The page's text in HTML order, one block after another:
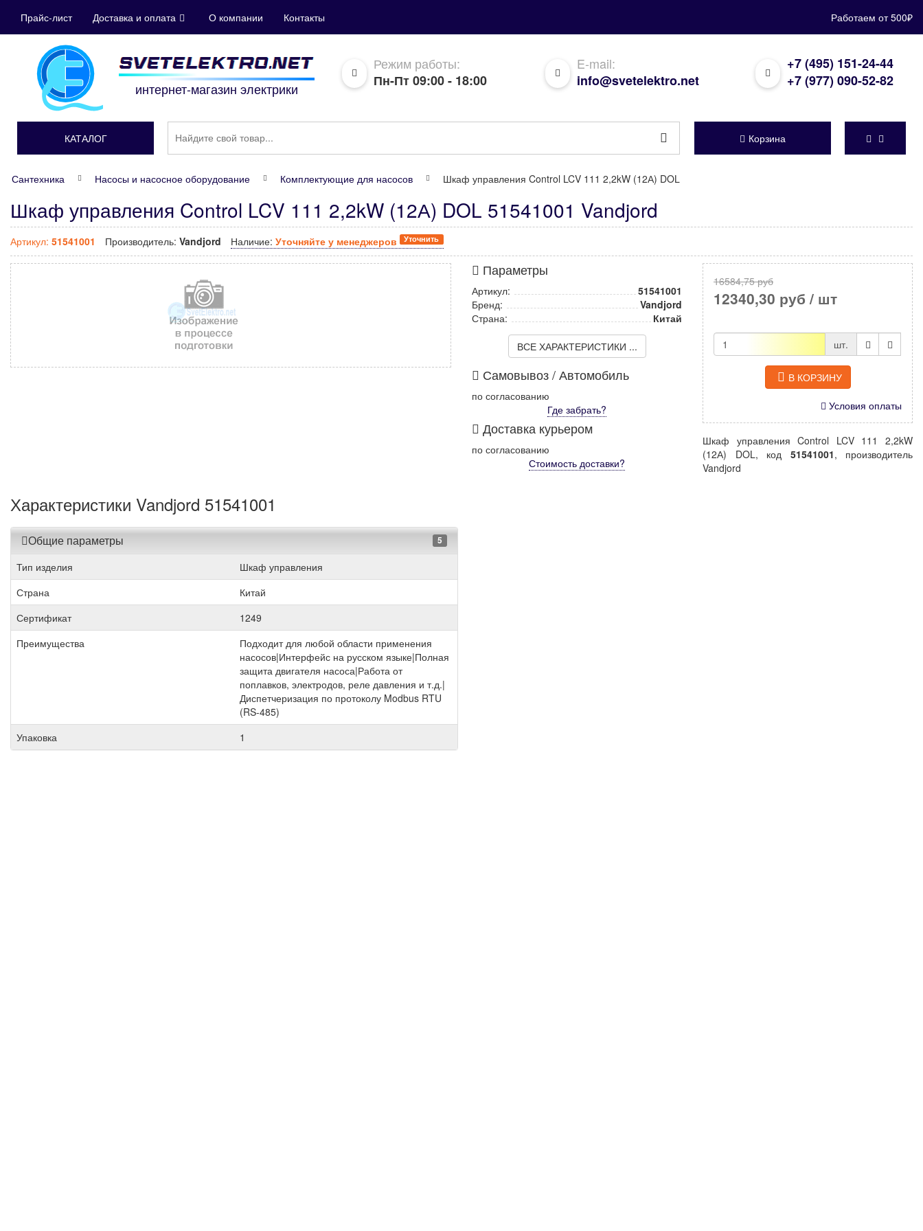
Прайс-лист Доставка и оплата О компании Контакты Работаем от 500₽
интернет-магазин электрики
Режим работы:
Пн-Пт 09:00 - 18:00
E-mail:
info@svetelektro.net
+7 (495) 151-24-44
+7 (977) 090-52-82
КАТАЛОГ Корзина
Сантехника Насосы и насосное оборудование Комплектующие для насосов Шкаф управления Control LCV 111 2,2kW (12А) DOL
Шкаф управления Control LCV 111 2,2kW (12А) DOL 51541001 Vandjord
Артикул: 51541001 Производитель: Vandjord Наличие: Уточняйте у менеджеров Уточнить
Параметры
Артикул:
51541001
Бренд:
Vandjord
Страна:
Китай
ВСЕ ХАРАКТЕРИСТИКИ ...
Самовывоз / Автомобиль
по согласованию
Где забрать?
Доставка курьером
по согласованию
Стоимость доставки?
16584,75 руб
12340,30 руб / шт
шт.
В КОРЗИНУ
Условия оплаты
Шкаф управления Control LCV 111 2,2kW
(12А) DOL, код 51541001, производитель
Vandjord
Характеристики Vandjord 51541001
Общие параметры 5
Тип изделия
Шкаф управления
Страна
Китай
Сертификат
1249
Преимущества
Подходит для любой области применения
насосов|Интерфейс на русском языке|Полная
защита двигателя насоса|Работа от
поплавков, электродов, реле давления и т.д.|
Диспетчеризация по протоколу Modbus RTU
(RS-485)
Упаковка
1